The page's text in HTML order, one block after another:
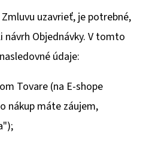
uzavrieť, je potrebné,
Objednávky. V tomto
údaje:
Tovare (na E-shope
nákup máte záujem,